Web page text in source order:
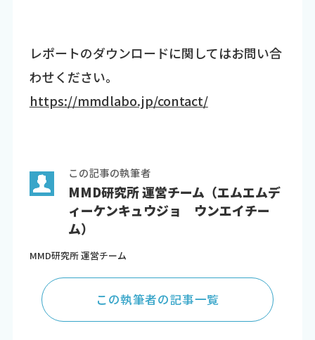
レポートのダウンロードに関してはお問い合
わせください。
https://mmdlabo.jp/contact/
この記事の執筆者
MMD研究所 運営チーム（エムエムデ
ィーケンキュウジョ ウンエイチー
ム）
MMD研究所 運営チーム
この執筆者の記事一覧